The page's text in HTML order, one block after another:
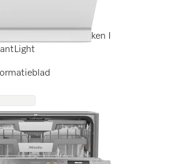
I MaxiComfort rekken I
Energielabel
met gratis levering